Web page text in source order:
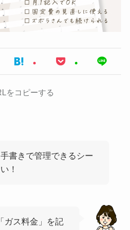
をコピーする
書きで管理できるシー
！
ガス料金」を記